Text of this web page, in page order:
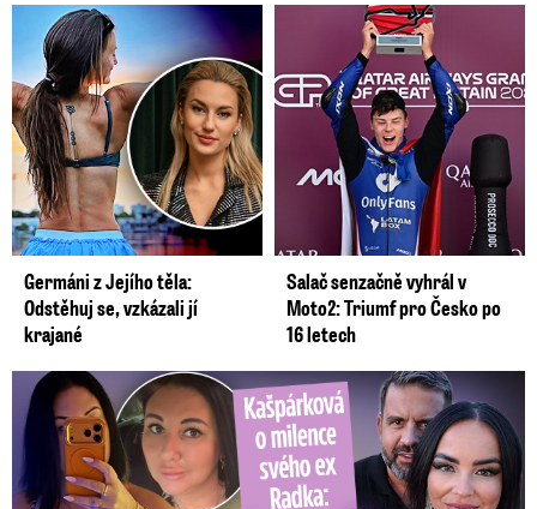
Germáni z Jejího těla:
Odstěhuj se, vzkázali jí
krajané
Salač senzačně vyhrál v
Moto2: Triumf pro Česko po
16 letech
Kašpárková o milence svého ex Radka: Kopie z Wishe!